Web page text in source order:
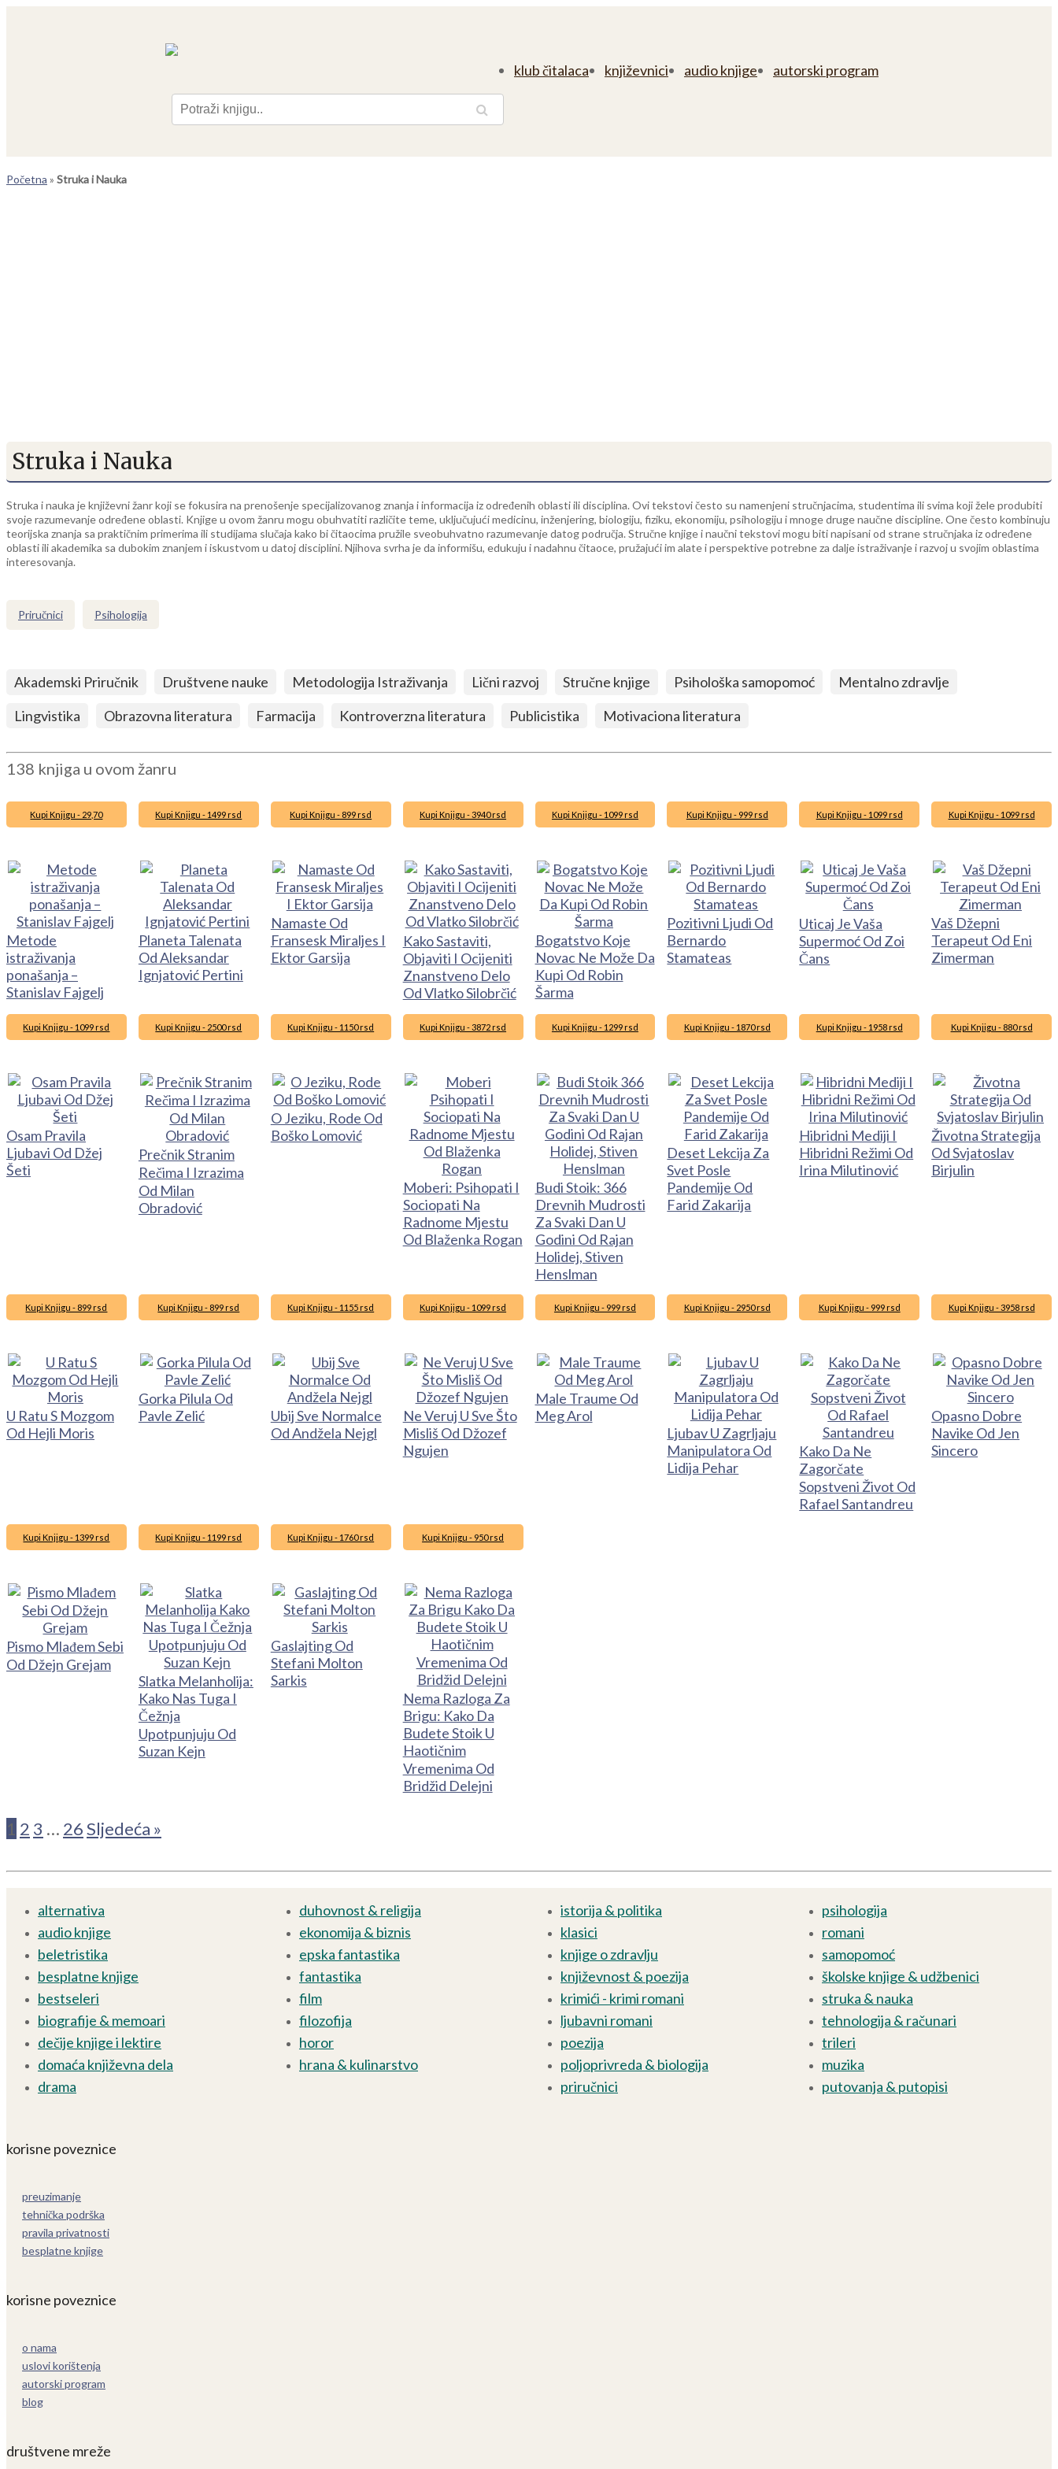
klub čitalaca književnici audio knjige autorski program
Početna » Struka i Nauka
Struka i Nauka
Struka i nauka je književni žanr koji se fokusira na prenošenje specijalizovanog znanja i informacija iz određenih oblasti ili disciplina. Ovi tekstovi često su namenjeni stručnjacima, studentima ili svima koji žele produbiti
svoje razumevanje određene oblasti. Knjige u ovom žanru mogu obuhvatiti različite teme, uključujući medicinu, inženjering, biologiju, fiziku, ekonomiju, psihologiju i mnoge druge naučne discipline. One često kombinuju
teorijska znanja sa praktičnim primerima ili studijama slučaja kako bi čitaocima pružile sveobuhvatno razumevanje datog područja. Stručne knjige i naučni tekstovi mogu biti napisani od strane stručnjaka iz određene
oblasti ili akademika sa dubokim znanjem i iskustvom u datoj disciplini. Njihova svrha je da informišu, edukuju i nadahnu čitaoce, pružajući im alate i perspektive potrebne za dalje istraživanje i razvoj u svojim oblastima
interesovanja.
Priručnici Psihologija
Akademski Priručnik Društvene nauke Metodologija Istraživanja Lični razvoj Stručne knjige Psihološka samopomoć
Mentalno zdravlje
Lingvistika
Obrazovna literatura Farmacija Kontroverzna literatura Publicistika Motivaciona literatura
138 knjiga u ovom žanru
Kupi Knjigu - 29,70
Metode
istraživanja
ponašanja –
Stanislav Fajgelj
Kupi Knjigu - 1499 rsd
Planeta Talenata
Od Aleksandar
Ignjatović Pertini
Kupi Knjigu - 899 rsd
Namaste Od
Fransesk Miraljes I
Ektor Garsija
Kupi Knjigu - 3940 rsd
Kako Sastaviti,
Objaviti I Ocijeniti
Znanstveno Delo
Od Vlatko Silobrčić
Kupi Knjigu - 1099 rsd
Bogatstvo Koje
Novac Ne Može Da
Kupi Od Robin
Šarma
Kupi Knjigu - 999 rsd
Pozitivni Ljudi Od
Bernardo
Stamateas
Kupi Knjigu - 1099 rsd
Uticaj Je Vaša
Supermoć Od Zoi
Čans
Kupi Knjigu - 1099 rsd
Vaš Džepni
Terapeut Od Eni
Zimerman
Kupi Knjigu - 1099 rsd
Osam Pravila
Ljubavi Od Džej
Šeti
Kupi Knjigu - 2500 rsd
Prečnik Stranim
Rečima I Izrazima
Od Milan
Obradović
Kupi Knjigu - 1150 rsd
O Jeziku, Rode Od
Boško Lomović
Kupi Knjigu - 3872 rsd
Moberi: Psihopati I
Sociopati Na
Radnome Mjestu
Od Blaženka Rogan
Kupi Knjigu - 1299 rsd
Budi Stoik: 366
Drevnih Mudrosti
Za Svaki Dan U
Godini Od Rajan
Holidej, Stiven
Henslman
Kupi Knjigu - 1870 rsd
Deset Lekcija Za
Svet Posle
Pandemije Od
Farid Zakarija
Kupi Knjigu - 1958 rsd
Hibridni Mediji I
Hibridni Režimi Od
Irina Milutinović
Kupi Knjigu - 880 rsd
Životna Strategija
Od Svjatoslav
Birjulin
Kupi Knjigu - 899 rsd
U Ratu S Mozgom
Od Hejli Moris
Kupi Knjigu - 899 rsd
Gorka Pilula Od
Pavle Zelić
Kupi Knjigu - 1155 rsd
Ubij Sve Normalce
Od Andžela Nejgl
Kupi Knjigu - 1099 rsd
Ne Veruj U Sve Što
Misliš Od Džozef
Ngujen
Kupi Knjigu - 999 rsd
Male Traume Od
Meg Arol
Kupi Knjigu - 2950 rsd
Ljubav U Zagrljaju
Manipulatora Od
Lidija Pehar
Kupi Knjigu - 999 rsd
Kako Da Ne
Zagorčate
Sopstveni Život Od
Rafael Santandreu
Kupi Knjigu - 3958 rsd
Opasno Dobre
Navike Od Jen
Sincero
Kupi Knjigu - 1399 rsd
Pismo Mlađem Sebi
Od Džejn Grejam
Kupi Knjigu - 1199 rsd
Slatka Melanholija:
Kako Nas Tuga I
Čežnja
Upotpunjuju Od
Suzan Kejn
Kupi Knjigu - 1760 rsd
Gaslajting Od
Stefani Molton
Sarkis
Kupi Knjigu - 950 rsd
Nema Razloga Za
Brigu: Kako Da
Budete Stoik U
Haotičnim
Vremenima Od
Bridžid Delejni
1 2 3 … 26Sljedeća »
alternativa
audio knjige
beletristika
besplatne knjige
bestseleri
biografije & memoari
dečije knjige i lektire
domaća književna dela
drama
duhovnost & religija
ekonomija & biznis
epska fantastika
fantastika
film
filozofija
horor
hrana & kulinarstvo
istorija & politika
klasici
knjige o zdravlju
književnost & poezija
krimići - krimi romani
ljubavni romani
poezija
poljoprivreda & biologija
priručnici
psihologija
romani
samopomoć
školske knjige & udžbenici
struka & nauka
tehnologija & računari
trileri
muzika
putovanja & putopisi
korisne poveznice
preuzimanje
tehnička podrška
pravila privatnosti
besplatne knjige
korisne poveznice
o nama
uslovi korištenja
autorski program
blog
društvene mreže